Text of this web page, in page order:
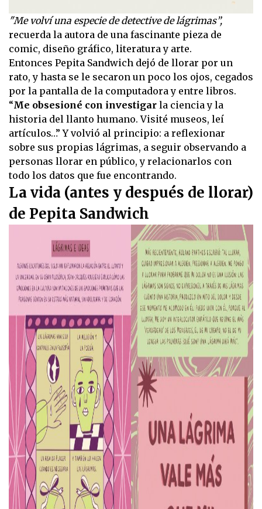
"Me volví una especie de detective de lágrimas”,
recuerda la autora de una fascinante pieza de
comic, diseño gráfico, literatura y arte.
Entonces Pepita Sandwich dejó de llorar por un
rato, y hasta se le secaron un poco los ojos, cegados
por la pantalla de la computadora y entre libros.
“Me obsesioné con investigar la ciencia y la
historia del llanto humano. Visité museos, leí
artículos…” Y volvió al principio: a reflexionar
sobre sus propias lágrimas, a seguir observando a
personas llorar en público, y relacionarlos con
todo los datos que fue encontrando.
La vida (antes y después de llorar)
de Pepita Sandwich